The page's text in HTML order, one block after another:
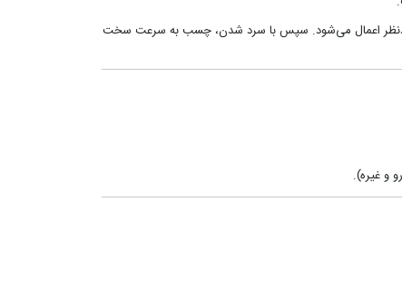
اعمال می‌شود. سپس با سرد شدن، چسب به سرعت سخت
و غیره).